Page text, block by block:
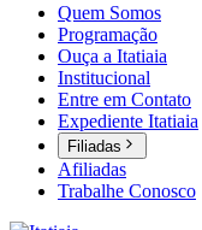
Quem Somos
Programação
Ouça a Itatiaia
Institucional
Entre em Contato
Expediente Itatiaia
Filiadas
Afiliadas
Trabalhe Conosco